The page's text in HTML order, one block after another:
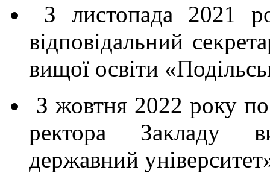
З листопада 2021
відповідальний
вищої освіти
З жовтня 2022 року
ректора Закладу
державний